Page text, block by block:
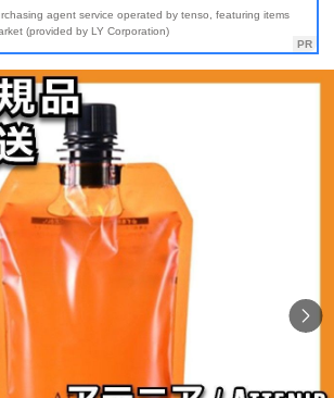
agent service operated by tenso, featuring items
(provided by LY Corporation)